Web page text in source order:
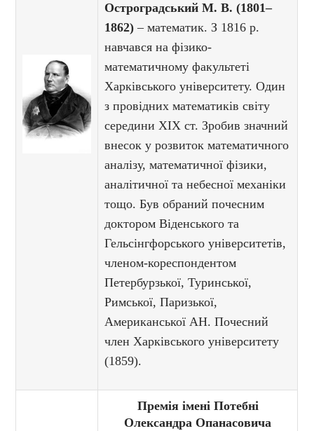
Остроградський М. В. (1801–
1862) – математик. З 1816 р.
навчався на фізико-
математичному факультеті
Харківського університету. Один
з провідних математиків світу
середини ХІХ ст. Зробив значний
внесок у розвиток математичного
аналізу, математичної фізики,
аналітичної та небесної механіки
тощо. Був обраний почесним
доктором Віденського та
Гельсінгфорського університетів,
членом-кореспондентом
Петербурзької, Туринської,
Римської, Паризької,
Американської АН. Почесний
член Харківського університету
(1859).
Премія імені Потебні
Олександра Опанасовича